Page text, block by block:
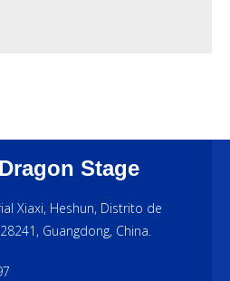
Stage
Xiaxi, Heshun, Distrito de
Guangdong, China.